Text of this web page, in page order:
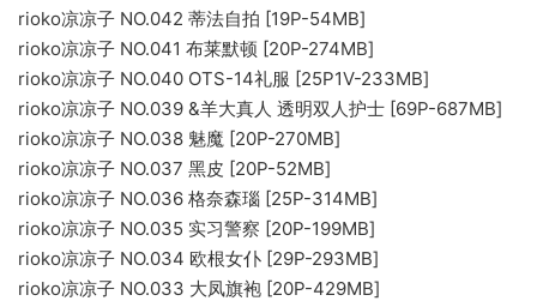
rioko凉凉子 NO.042 蒂法自拍 [19P-54MB]
rioko凉凉子 NO.041 布莱默顿 [20P-274MB]
rioko凉凉子 NO.040 OTS-14礼服 [25P1V-233MB]
rioko凉凉子 NO.039 &羊大真人 透明双人护士 [69P-687MB]
rioko凉凉子 NO.038 魅魔 [20P-270MB]
rioko凉凉子 NO.037 黑皮 [20P-52MB]
rioko凉凉子 NO.036 格奈森瑙 [25P-314MB]
rioko凉凉子 NO.035 实习警察 [20P-199MB]
rioko凉凉子 NO.034 欧根女仆 [29P-293MB]
rioko凉凉子 NO.033 大凤旗袍 [20P-429MB]